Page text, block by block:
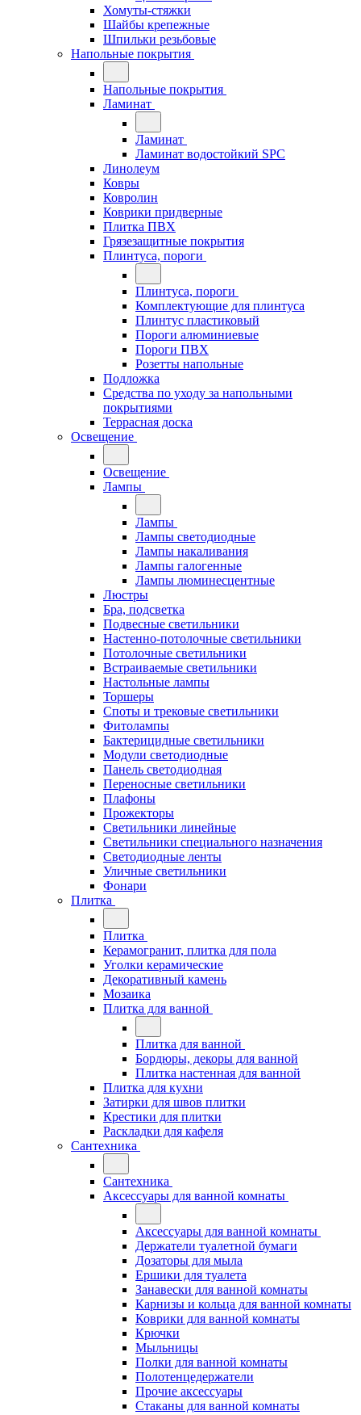
Хомуты-стяжки
Шайбы крепежные
Шпильки резьбовые
Напольные покрытия
Напольные покрытия
Ламинат
Ламинат
Ламинат водостойкий SPC
Линолеум
Ковры
Ковролин
Коврики придверные
Плитка ПВХ
Грязезащитные покрытия
Плинтуса, пороги
Плинтуса, пороги
Комплектующие для плинтуса
Плинтус пластиковый
Пороги алюминиевые
Пороги ПВХ
Розетты напольные
Подложка
Средства по уходу за напольными
покрытиями
Террасная доска
Освещение
Освещение
Лампы
Лампы
Лампы светодиодные
Лампы накаливания
Лампы галогенные
Лампы люминесцентные
Люстры
Бра, подсветка
Подвесные светильники
Настенно-потолочные светильники
Потолочные светильники
Встраиваемые светильники
Настольные лампы
Торшеры
Споты и трековые светильники
Фитолампы
Бактерицидные светильники
Модули светодиодные
Панель светодиодная
Переносные светильники
Плафоны
Прожекторы
Светильники линейные
Светильники специального назначения
Светодиодные ленты
Уличные светильники
Фонари
Плитка
Плитка
Керамогранит, плитка для пола
Уголки керамические
Декоративный камень
Мозаика
Плитка для ванной
Плитка для ванной
Бордюры, декоры для ванной
Плитка настенная для ванной
Плитка для кухни
Затирки для швов плитки
Крестики для плитки
Раскладки для кафеля
Сантехника
Сантехника
Аксессуары для ванной комнаты
Аксессуары для ванной комнаты
Держатели туалетной бумаги
Дозаторы для мыла
Ершики для туалета
Занавески для ванной комнаты
Карнизы и кольца для ванной комнаты
Коврики для ванной комнаты
Крючки
Мыльницы
Полки для ванной комнаты
Полотенцедержатели
Прочие аксессуары
Стаканы для ванной комнаты